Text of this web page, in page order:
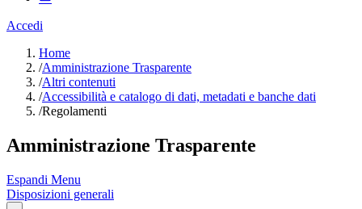
Accedi
Home
/Amministrazione Trasparente
/Altri contenuti
/Accessibilità e catalogo di dati, metadati e banche dati
/Regolamenti
Amministrazione Trasparente
Espandi Menu
Disposizioni generali